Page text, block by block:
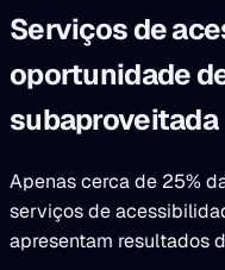
Serviços de
oportunidade
subaproveitada
Apenas cerca de 25%
serviços de
apresentam resultados